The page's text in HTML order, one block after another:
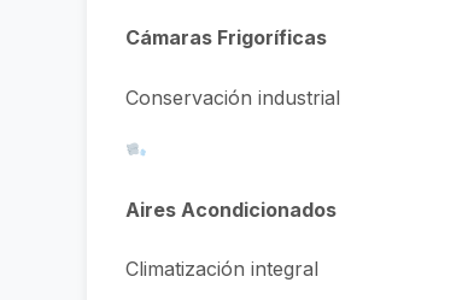
Cámaras Frigoríficas
Conservación industrial
Aires Acondicionados
Climatización integral